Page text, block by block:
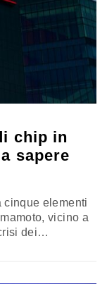
chip in
sapere
cinque elementi
vicino a
dei